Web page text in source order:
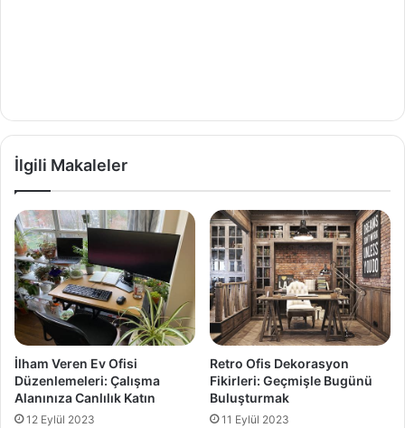
İlgili Makaleler
İlham Veren Ev Ofisi
Düzenlemeleri: Çalışma
Alanınıza Canlılık Katın
12 Eylül 2023
Retro Ofis Dekorasyon
Fikirleri: Geçmişle Bugünü
Buluşturmak
11 Eylül 2023